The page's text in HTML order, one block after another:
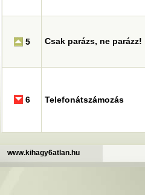
5 Csak parázs, ne parázz!
6 Telefonátszámozás
www.kihagy6atlan.hu